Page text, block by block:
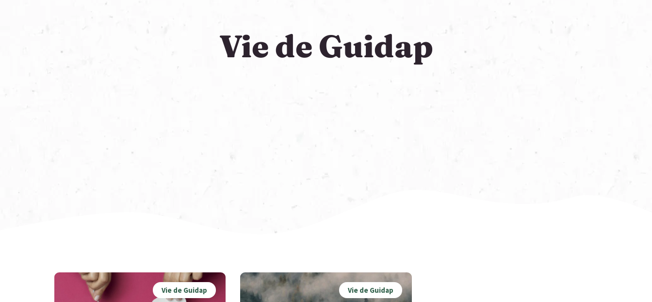
Vie de Guidap
Vie de Guidap Vie de Guidap